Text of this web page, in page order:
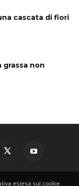
cascata di fiori
grassa non
estesa sui cookie